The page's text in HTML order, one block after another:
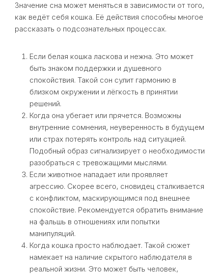
Значение сна может меняться в зависимости от того,
как ведёт себя кошка. Её действия способны многое
рассказать о подсознательных процессах.
Если белая кошка ласкова и нежна. Это может
быть знаком поддержки и душевного
спокойствия. Такой сон сулит гармонию в
близком окружении и лёгкость в принятии
решений.
Когда она убегает или прячется. Возможны
внутренние сомнения, неуверенность в будущем
или страх потерять контроль над ситуацией.
Подобный образ сигнализирует о необходимости
разобраться с тревожащими мыслями.
Если животное нападает или проявляет
агрессию. Скорее всего, сновидец сталкивается
с конфликтом, маскирующимся под внешнее
спокойствие. Рекомендуется обратить внимание
на фальшь в отношениях или попытки
манипуляций.
Когда кошка просто наблюдает. Такой сюжет
намекает на наличие скрытого наблюдателя в
реальной жизни. Это может быть человек,